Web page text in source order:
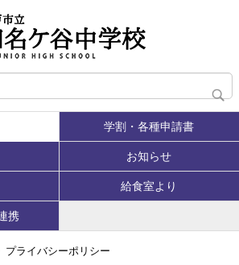
学割・各種申請書
お知らせ
給食室より
携
プライバシーポリシー